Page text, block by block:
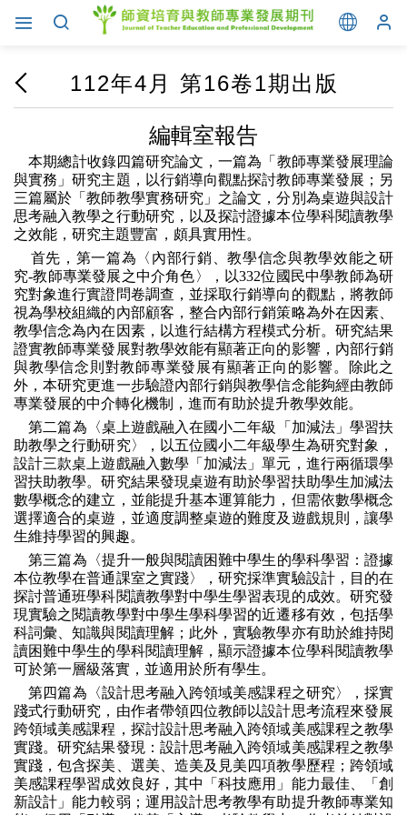
112年4月 第16卷1期出版
編輯室報告
本期總計收錄四篇研究論文，一篇為「教師專業發展理論
與實務」研究主題，以行銷導向觀點探討教師專業發展；另
三篇屬於「教師教學實務研究」之論文，分別為桌遊與設計
思考融入教學之行動研究，以及探討證據本位學科閱讀教學
之效能，研究主題豐富，頗具實用性。
首先 ， 第一篇為 〈內部行銷、教學信念與教學效能之研
究-教師專業發展之中介角色〉，以332位國民中學教師為研
究對象進行實證問卷調查，並採取行銷導向的觀點，將教師
視為學校組織的內部顧客，整合內部行銷策略為外在因素、
教學信念為內在因素，以進行結構方程模式分析。研究結果
證實教師專業發展對教學效能有顯著正向的影響，內部行銷
與教學信念則對教師專業發展有顯著正向的影響。除此之
外，本研究更進一步驗證內部行銷與教學信念能夠經由教師
專業發展的中介轉化機制，進而有助於提升教學效能。
第二篇為〈桌上遊戲融入在國小二年級「加減法」學習扶
助教學之行動研究〉，以五位國小二年級學生為研究對象，
設計三款桌上遊戲融入數學「加減法」單元，進行兩循環學
習扶助教學。研究結果發現桌遊有助於學習扶助學生加減法
數學概念的建立，並能提升基本運算能力，但需依數學概念
選擇適合的桌遊，並適度調整桌遊的難度及遊戲規則，讓學
生維持學習的興趣。
第三篇為〈提升一般與閱讀困難中學生的學科學習：證據
本位教學在普通課室之實踐〉，研究採準實驗設計，目的在
探討普通班學科閱讀教學對中學生學習表現的成效。研究發
現實驗之閱讀教學對中學生學科學習的近遷移有效，包括學
科詞彙、知識與閱讀理解；此外，實驗教學亦有助於維持閱
讀困難中學生的學科閱讀理解，顯示證據本位學科閱讀教學
可於第一層級落實，並適用於所有學生。
第四篇為〈設計思考融入跨領域美感課程之研究〉，採實
踐式行動研究，由作者帶領四位教師以設計思考流程來發展
跨領域美感課程，探討設計思考融入跨領域美感課程之教學
實踐。研究結果發現：設計思考融入跨領域美感課程之教學
實踐，包含探美、選美、造美及見美四項教學歷程；跨領域
美感課程學習成效良好，其中「科技應用」能力最佳、「創
新設計」能力較弱；運用設計思考教學有助提升教師專業知